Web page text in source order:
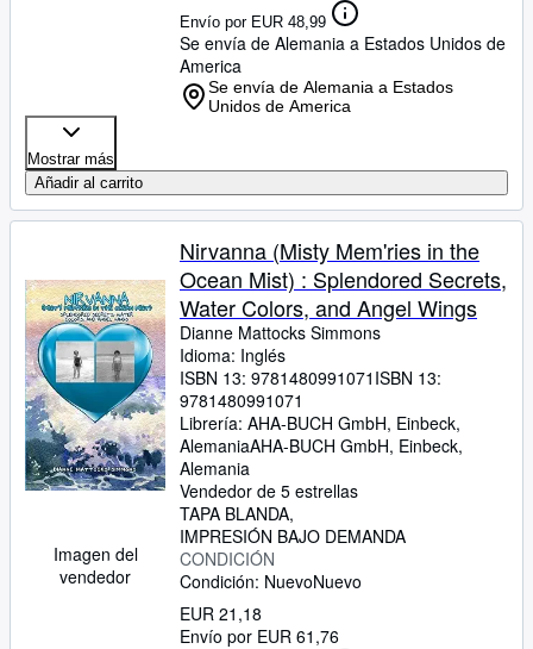
Envío por EUR 48,99
Se envía de Alemania a Estados Unidos de
America
Se envía de Alemania a Estados
Unidos de America
Mostrar más
Añadir al carrito
Imagen del
vendedor
Nirvanna (Misty Mem'ries in the
Ocean Mist) : Splendored Secrets,
Water Colors, and Angel Wings
Dianne Mattocks Simmons
Idioma: Inglés
ISBN 13: 9781480991071 ISBN 13:
9781480991071
Librería: AHA-BUCH GmbH, Einbeck,
AlemaniaAHA-BUCH GmbH, Einbeck,
Alemania
Vendedor de 5 estrellas
TAPA BLANDA
IMPRESIÓN BAJO DEMANDA
CONDICIÓN
Condición: NuevoNuevo
EUR 21,18
Envío por EUR 61,76